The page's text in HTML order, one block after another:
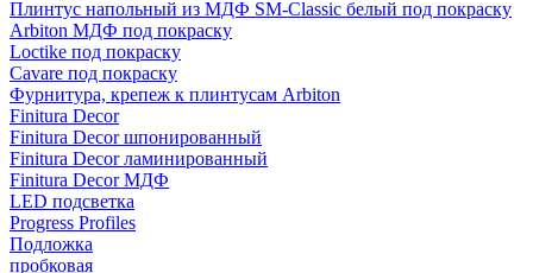
Плинтус напольный из МДФ SM-Classic белый под покраску
Arbiton МДФ под покраску
Loctike под покраску
Cavare под покраску
Фурнитура, крепеж к плинтусам Arbiton
Finitura Decor
Finitura Decor шпонированный
Finitura Decor ламинированный
Finitura Decor МДФ
LED подсветка
Progress Profiles
Подложка
пробковая